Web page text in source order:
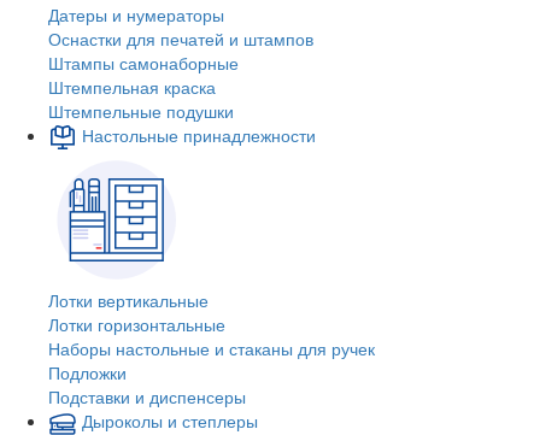
Датеры и нумераторы
Оснастки для печатей и штампов
Штампы самонаборные
Штемпельная краска
Штемпельные подушки
Настольные принадлежности
Лотки вертикальные
Лотки горизонтальные
Наборы настольные и стаканы для ручек
Подложки
Подставки и диспенсеры
Дыроколы и степлеры